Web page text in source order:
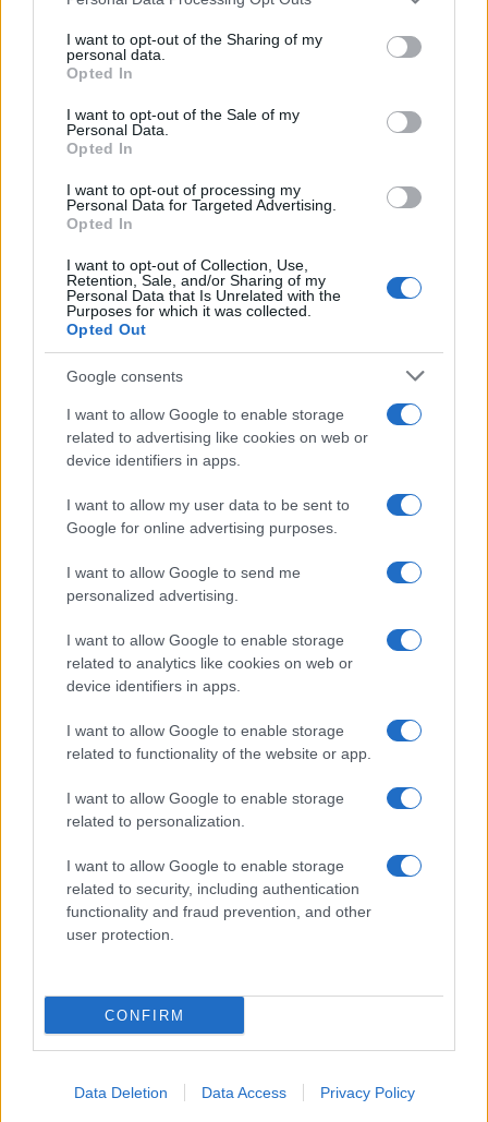
disclose it to other third parties.
Please note that this website/app uses one or more Google
services and may gather and store information including but
not limited to your visit or usage behaviour. You may click to
grant or deny consent to Google and its third-party tags to
consent section.
I want to opt-out of the Sharing of my
personal data.
Opted In
I want to opt-out of the Sale of my
Personal Data.
Opted In
I want to opt-out of processing my
Personal Data for Targeted Advertising.
Opted In
I want to opt-out of Collection, Use,
Retention, Sale, and/or Sharing of my
Personal Data that Is Unrelated with the
Purposes for which it was collected.
Opted Out
Google consents
I want to allow Google to enable storage
related to advertising like cookies on web or
device identifiers in apps.
I want to allow my user data to be sent to
Google for online advertising purposes.
I want to allow Google to send me
personalized advertising.
I want to allow Google to enable storage
related to analytics like cookies on web or
device identifiers in apps.
I want to allow Google to enable storage
related to functionality of the website or app.
I want to allow Google to enable storage
related to personalization.
I want to allow Google to enable storage
related to security, including authentication
functionality and fraud prevention, and other
user protection.
CONFIRM
Data Deletion Data Access Privacy Policy
CHI SIAMO CONTATTI PUBBLICITÀ LAVORA CON NOI
OTTO CHANNEL
Iscritto al Registro degli Operatori di Comunicazione n. 37512
© Riproduzione Riservata – Ne è consentita esclusivamente una
riproduzione parziale con citazione della fonte corretta